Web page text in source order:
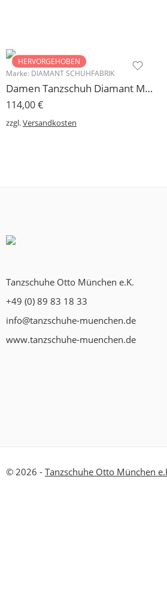
HERVORGEHOBEN
Marke: DIAMANT SCHUHFABRIK
Damen Tanzschuh Diamant Modell 105
114,00€
zzgl.Versandkosten
Tanzschuhe Otto München e.K.
+49 (0) 89 83 18 33
info@tanzschuhe-muenchen.de
www.tanzschuhe-muenchen.de
© 2026 - Tanzschuhe Otto München